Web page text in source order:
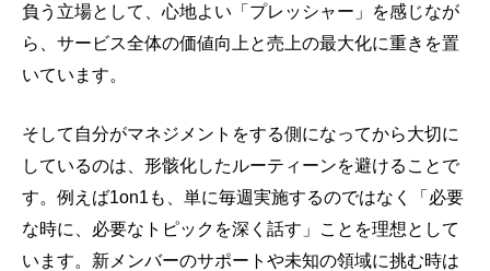
負う立場として、心地よい「プレッシャー」を感じなが
ら、サービス全体の価値向上と売上の最大化に重きを置
いています。
そして自分がマネジメントをする側になってから大切に
しているのは、形骸化したルーティーンを避けることで
す。例えば1on1も、単に毎週実施するのではなく「必要
な時に、必要なトピックを深く話す」ことを理想として
います。新メンバーのサポートや未知の領域に挑む時は